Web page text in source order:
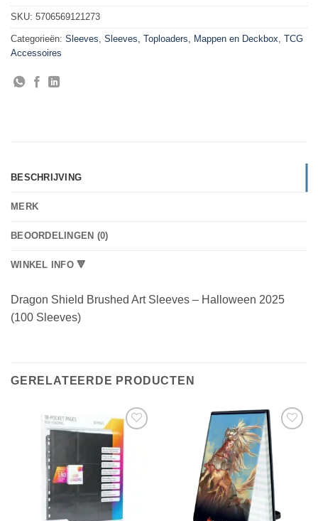
SKU: 5706569121273
Categorieën: Sleeves Sleeves, Toploaders, Mappen en Deckbox TCG
Accessoires
BESCHRIJVING
MERK
BEOORDELINGEN (0)
WINKEL INFO 🔻
Dragon Shield Brushed Art Sleeves – Halloween 2025
(100 Sleeves)
GERELATEERDE PRODUCTEN